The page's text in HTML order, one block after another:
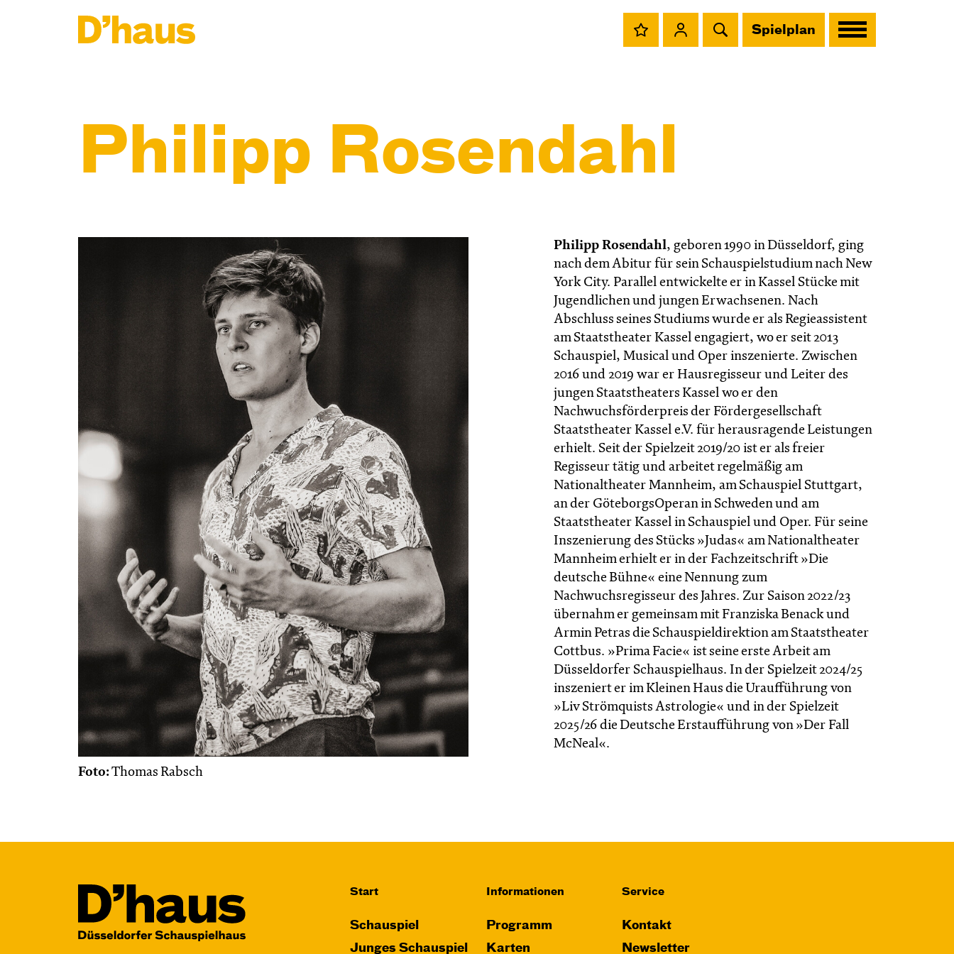
Spielplan
Philipp Rosendahl
Foto:Thomas Rabsch
Philipp Rosendahl, geboren 1990 in Düsseldorf, ging
nach dem Abitur für sein Schauspielstudium nach New
York City. Parallel entwickelte er in Kassel Stücke mit
Jugendlichen und jungen Erwachsenen. Nach
Abschluss seines Studiums wurde er als Regieassistent
am Staatstheater Kassel engagiert, wo er seit 2013
Schauspiel, Musical und Oper inszenierte. Zwischen
2016 und 2019 war er Hausregisseur und Leiter des
jungen Staatstheaters Kassel wo er den
Nachwuchsförderpreis der Fördergesellschaft
Staatstheater Kassel e.V. für herausragende Leistungen
erhielt. Seit der Spielzeit 2019/20 ist er als freier
Regisseur tätig und arbeitet regelmäßig am
Nationaltheater Mannheim, am Schauspiel Stuttgart,
an der GöteborgsOperan in Schweden und am
Staatstheater Kassel in Schauspiel und Oper. Für seine
Inszenierung des Stücks »Judas« am Nationaltheater
Mannheim erhielt er in der Fachzeitschrift »Die
deutsche Bühne« eine Nennung zum
Nachwuchsregisseur des Jahres. Zur Saison 2022/23
übernahm er gemeinsam mit Franziska Benack und
Armin Petras die Schauspieldirektion am Staatstheater
Cottbus. »Prima Facie« ist seine erste Arbeit am
Düsseldorfer Schauspielhaus. In der Spielzeit 2024/25
inszeniert er im Kleinen Haus die Uraufführung von
»Liv Strömquists Astrologie« und in der Spielzeit
2025/26 die Deutsche Erstaufführung von »Der Fall
McNeal«.
Start
Schauspiel
Junges Schauspiel
Informationen
Programm
Karten
Service
Kontakt
Newsletter